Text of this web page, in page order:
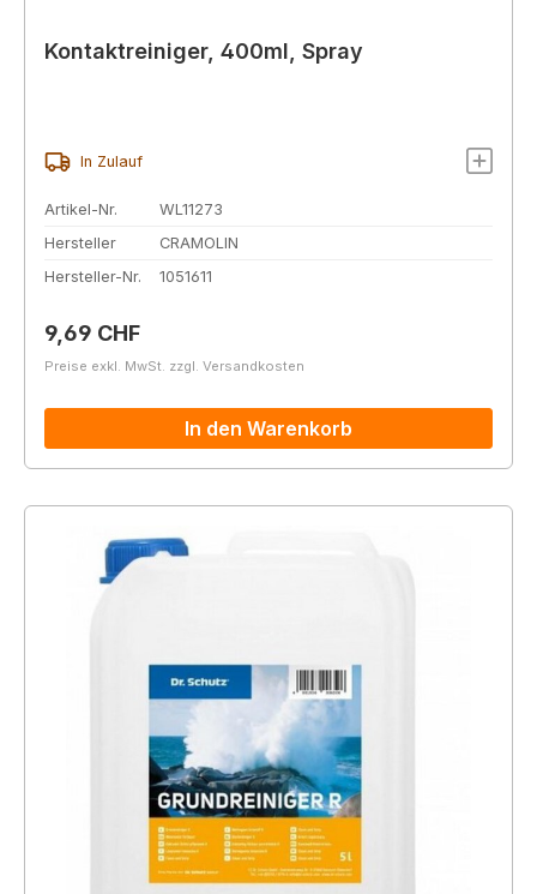
Kontaktreiniger, 400ml, Spray
In Zulauf
Artikel-Nr.
WL11273
Hersteller
CRAMOLIN
Hersteller-Nr.
1051611
Regulärer Preis:
9,69 CHF
Preise exkl. MwSt. zzgl. Versandkosten
In den Warenkorb